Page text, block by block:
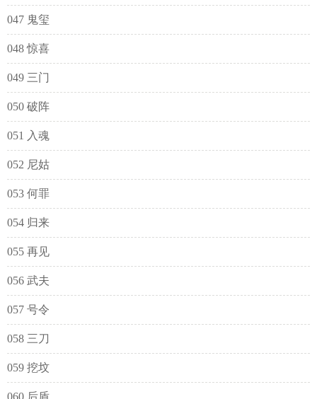
047 鬼玺
048 惊喜
049 三门
050 破阵
051 入魂
052 尼姑
053 何罪
054 归来
055 再见
056 武夫
057 号令
058 三刀
059 挖坟
060 后盾